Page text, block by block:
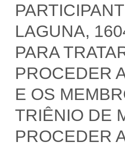
LAGUNA,
PARA
PROCEDER
E OS
TRIÊNIO DE
PROCEDER